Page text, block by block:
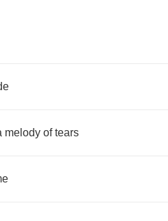
melody of tears